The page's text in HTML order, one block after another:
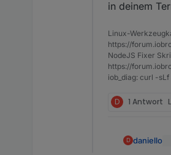
in deinem
Linux-
https://
NodeJS Fixer
https://
iob_diag: curl -
D 1 Antwort
D daniello